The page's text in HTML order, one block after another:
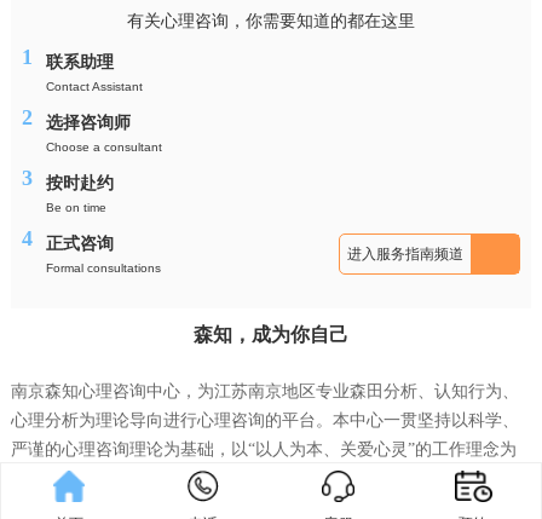
有关心理咨询，你需要知道的都在这里
进入服务指南频道
1 联系助理
Contact Assistant
2 选择咨询师
Choose a consultant
3 按时赴约
Be on time
4 正式咨询
Formal consultations
森知，成为你自己
南京森知心理咨询中心，为江苏南京地区专业森田分析、认知行为、
心理分析为理论导向进行心理咨询的平台。本中心一贯坚持以科学、
严谨的心理咨询理论为基础，以“以人为本、关爱心灵”的工作理念为
核心，在众多专家的努力下，始终保持着执着、专业的工作作风，并
发展成为江苏受欢迎的心理咨询中心之一。